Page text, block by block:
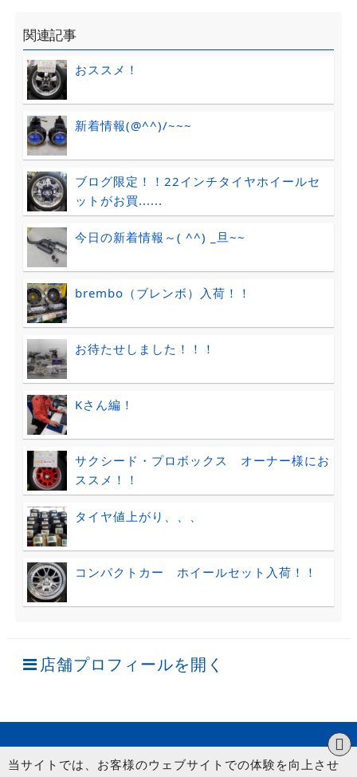
関連記事
おススメ！
新着情報(@^^)/~~~
ブログ限定！！22インチタイヤホイールセ
ットがお買......
今日の新着情報～( ^^) _旦~~
brembo（ブレンボ）入荷！！
お待たせしました！！！
Kさん編！
サクシード・プロボックス オーナー様にお
ススメ！！
タイヤ値上がり、、、
コンパクトカー ホイールセット入荷！！
店舗プロフィールを開く
当サイトでは、お客様のウェブサイトでの体験を向上させ